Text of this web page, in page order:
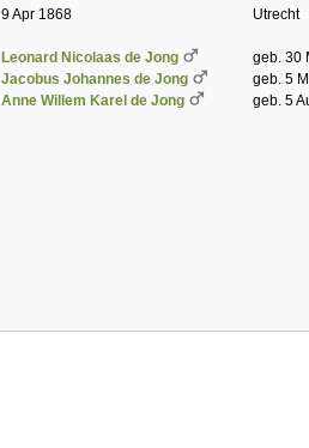
9 Apr 1868
Utrecht
Leonard Nicolaas de Jong
geb. 30
Jacobus Johannes de Jong
geb. 5
Anne Willem Karel de Jong
geb. 5